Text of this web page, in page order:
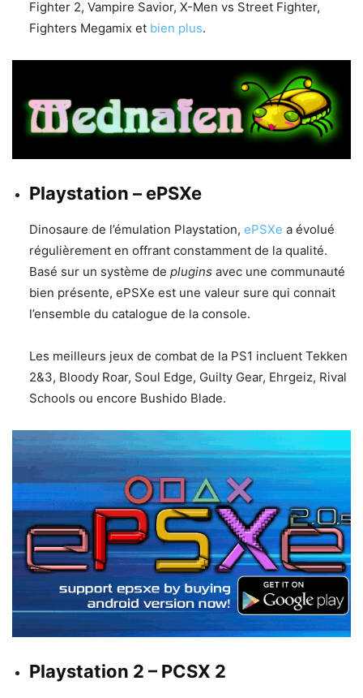
Fighter 2, Vampire Savior, X-Men vs Street Fighter,
Fighters Megamix et bien plus.
Playstation – ePSXe
Dinosaure de l’émulation Playstation, ePSXe a évolué
régulièrement en offrant constamment de la qualité.
Basé sur un système de plugins avec une communauté
bien présente, ePSXe est une valeur sure qui connait
l’ensemble du catalogue de la console.
Les meilleurs jeux de combat de la PS1 incluent Tekken
2&3, Bloody Roar, Soul Edge, Guilty Gear, Ehrgeiz, Rival
Schools ou encore Bushido Blade.
Playstation 2 – PCSX 2